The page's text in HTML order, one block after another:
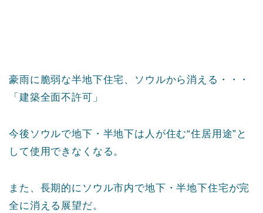
豪雨に脆弱な半地下住宅、ソウルから消える・・・
「建築全面不許可」
今後ソウルで地下・半地下は人が住む“住居用途”と
して使用できなくなる。
また、長期的にソウル市内で地下・半地下住宅が完
全に消える展望だ。